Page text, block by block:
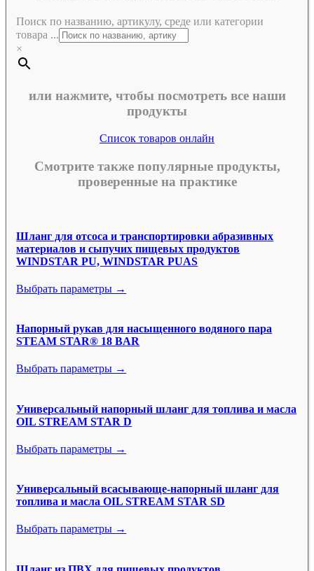
Поиск по названию, артикулу, среде или категории
товара ...
×
или нажмите, чтобы посмотреть все наши
продукты
Список товаров онлайн
Смотрите также популярные продукты,
проверенные на практике
Шланг для отсоса и транспортировки абразивных
материалов и сыпучих пищевых продуктов
WINDSTAR PU, WINDSTAR PUAS
Выбрать параметры →
Напорный рукав для насыщенного водяного пара
STEAM STAR® 18 BAR
Выбрать параметры →
Универсальный напорный шланг для топлива и масла
OIL STREAM STAR D
Выбрать параметры →
Универсальный всасывающе-напорный шланг для
топлива и масла OIL STREAM STAR SD
Выбрать параметры →